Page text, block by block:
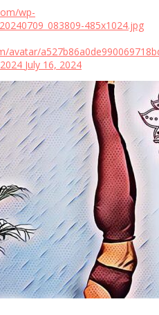
wp-
485x1024.jpg
avatar/
July 16, 2024